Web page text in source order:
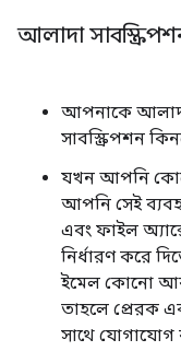
আলাদা
আপনাকে
সাবস্ক্রিপশন
যখন আপনি
আপনি সেই
এবং ফাইল
নির্ধারণ করে
ইমেল কোনো
তাহলে প্রেরক
সাথে যোগাযোগ